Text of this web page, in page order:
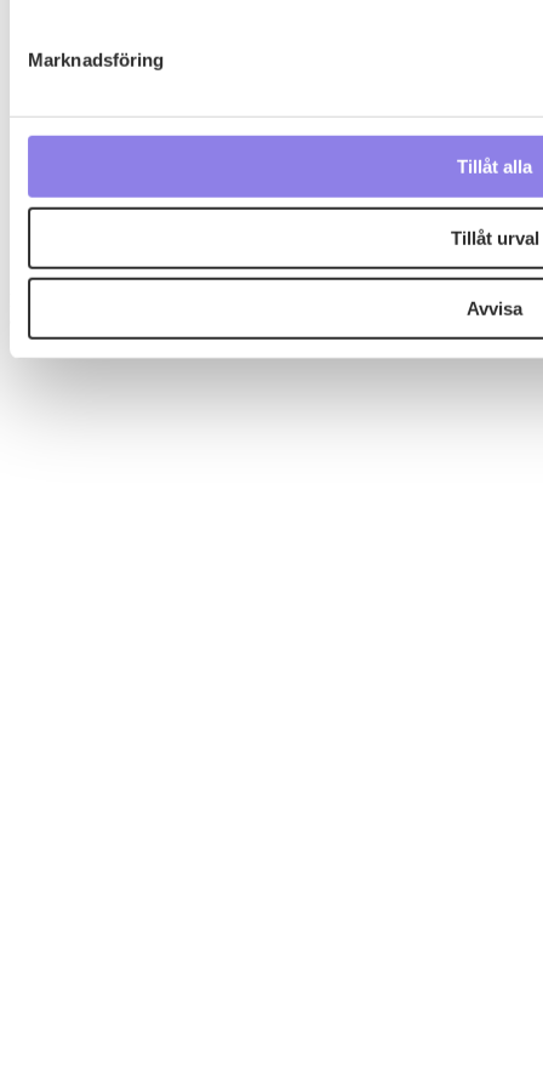
in när du har använt deras tjänster.
Marknadsföring
Tillåt alla
Tillåt urval
Avvisa
Användarvillkor
Integritetspolicy